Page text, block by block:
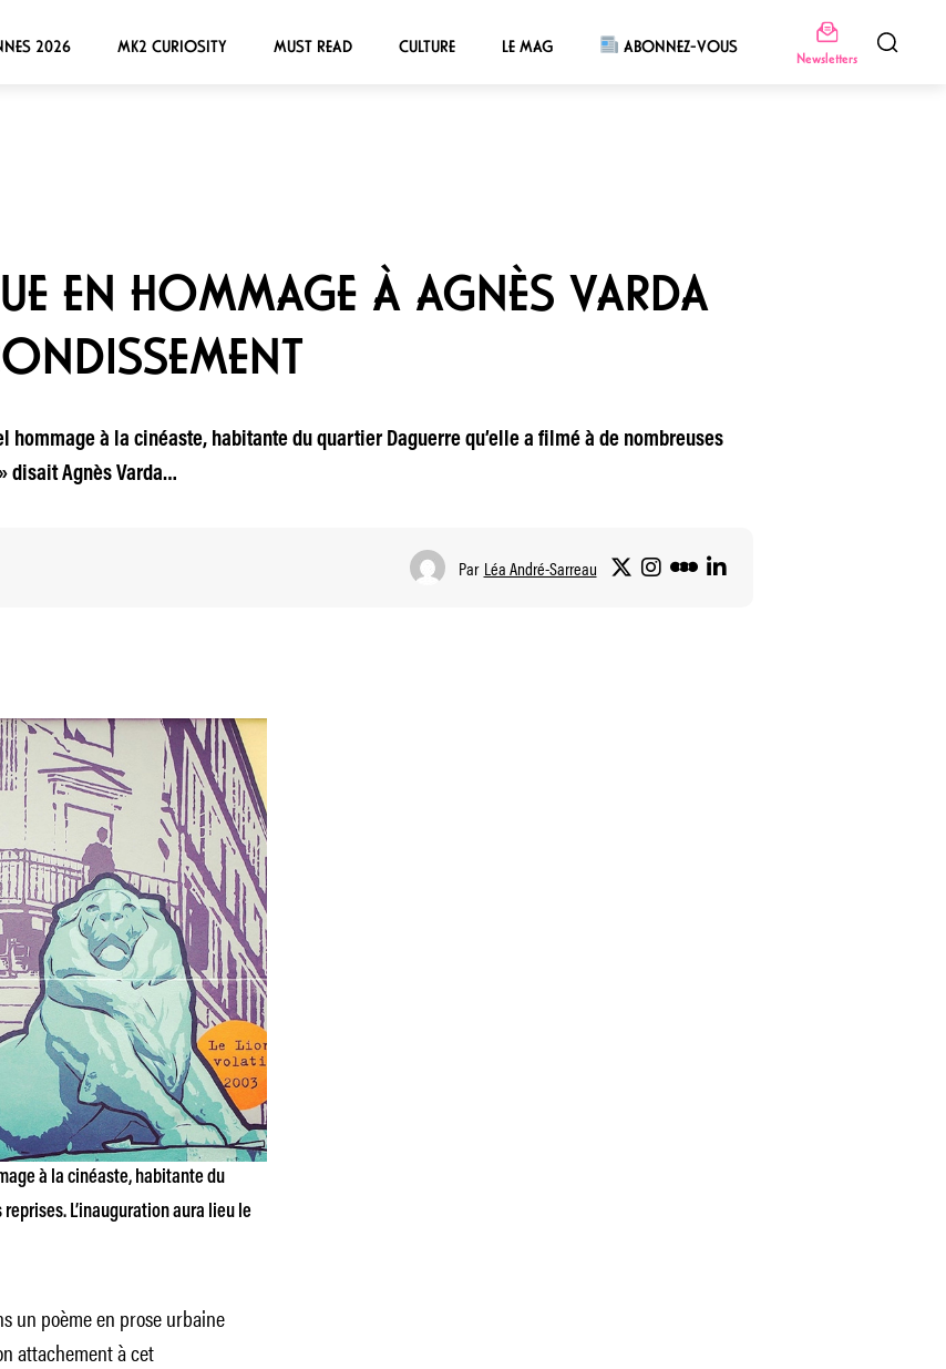
2026 MK2 CURIOSITY MUST READ CULTURE LE MAG ABONNEZ-VOUS
Newsletters
EN HOMMAGE À AGNÈS VARDA
hommage à la cinéaste, habitante du quartier Daguerre qu’elle a filmé à de nombreuses
disait Agnès Varda…
Par Léa André-Sarreau
à la cinéaste, habitante du
L’inauguration aura lieu le
un poème en prose urbaine
attachement à cet